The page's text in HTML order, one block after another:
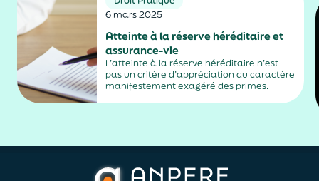
6 mars 2025
Atteinte à la réserve héréditaire et
assurance-vie
L’atteinte à la réserve héréditaire n’est
pas un critère d’appréciation du caractère
manifestement exagéré des primes.